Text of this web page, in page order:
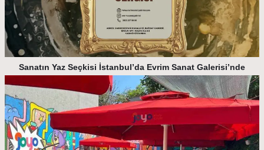
Sanatın Yaz Seçkisi İstanbul’da Evrim Sanat Galerisi’nde